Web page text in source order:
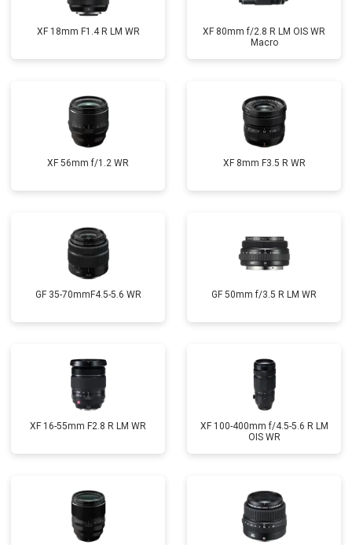
XF 18mm F1.4 R LM WR
XF 80mm f/2.8 R LM OIS WR
Macro
XF 56mm f/1.2 WR XF 8mm F3.5 R WR
GF 35-70mmF4.5-5.6 WR GF 50mm f/3.5 R LM WR
XF 16-55mm F2.8 R LM WR
XF 100-400mm f/4.5-5.6 R LM
OIS WR